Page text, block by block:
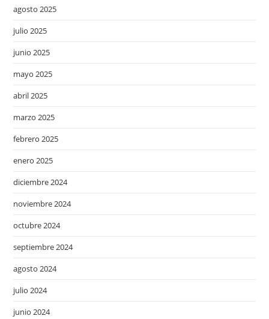
agosto 2025
julio 2025
junio 2025
mayo 2025
abril 2025
marzo 2025
febrero 2025
enero 2025
diciembre 2024
noviembre 2024
octubre 2024
septiembre 2024
agosto 2024
julio 2024
junio 2024